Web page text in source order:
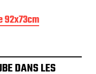
92x73cm
DANS LES